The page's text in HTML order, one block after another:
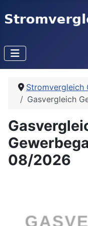
Stromvergleich
Gasvergleich
08/2026